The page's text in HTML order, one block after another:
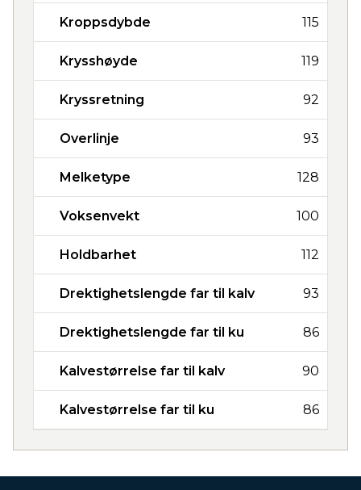
Kroppsdybde 115
Krysshøyde 119
Kryssretning 92
Overlinje 93
Melketype 128
Voksenvekt 100
Holdbarhet 112
Drektighetslengde far til kalv 93
Drektighetslengde far til ku 86
Kalvestørrelse far til kalv 90
Kalvestørrelse far til ku 86